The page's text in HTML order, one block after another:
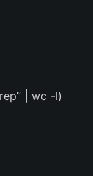
| wc -l)